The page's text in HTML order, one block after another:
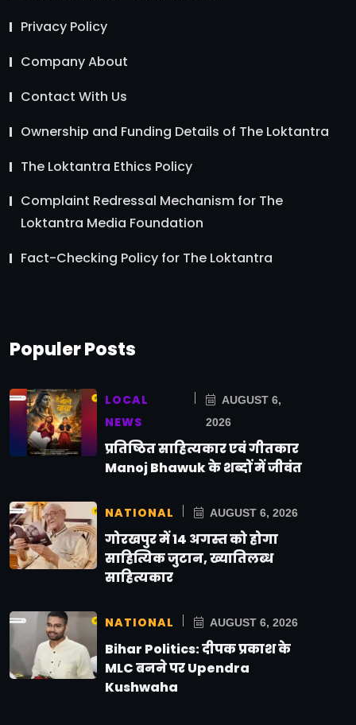
Privacy Policy
Company About
Contact With Us
Ownership and Funding Details of The Loktantra
The Loktantra Ethics Policy
Complaint Redressal Mechanism for The
Loktantra Media Foundation
Fact-Checking Policy for The Loktantra
Populer Posts
LOCAL
NEWS
AUGUST 6,
2026
प्रतिष्ठित साहित्यकार एवं गीतकार
Manoj Bhawuk के शब्दों में जीवंत
NATIONAL AUGUST 6, 2026
गोरखपुर में 14 अगस्त को होगा
साहित्यिक जुटान, ख्यातिलब्ध
साहित्यकार
NATIONAL AUGUST 6, 2026
Bihar Politics: दीपक प्रकाश के
MLC बनने पर Upendra
Kushwaha